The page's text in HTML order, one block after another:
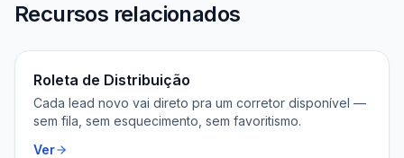
Recursos relacionados
Roleta de Distribuição
Cada lead novo vai direto pra um corretor disponível —
sem fila, sem esquecimento, sem favoritismo.
Ver